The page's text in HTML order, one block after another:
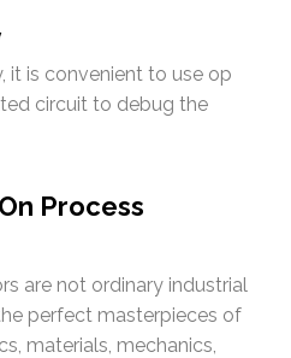
it is convenient to use op
circuit to debug the
Process
are not ordinary industrial
perfect masterpieces of
materials, mechanics,